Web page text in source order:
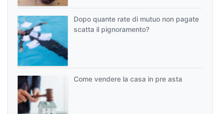
Dopo quante rate di mutuo non pagate
scatta il pignoramento?
Come vendere la casa in pre asta